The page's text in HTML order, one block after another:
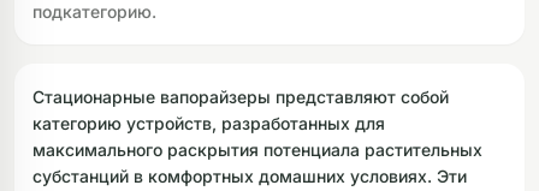
подкатегорию.
Стационарные вапорайзеры представляют собой
категорию устройств, разработанных для
максимального раскрытия потенциала растительных
субстанций в комфортных домашних условиях. Эти